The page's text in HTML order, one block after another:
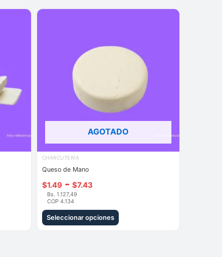
AGOTADO
CHARCUTERÍA
Queso de Mano
$1.49 - $7.43Rango
precios:
desde
Bs. 1.127,49
COP 4.134
Seleccionar opciones